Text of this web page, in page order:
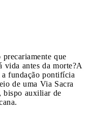
que
vida antes da morte?A
fundação pontifícia
de uma Via Sacra
bispo auxiliar de